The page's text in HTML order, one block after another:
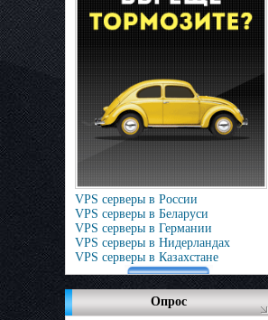
VPS серверы в России
VPS серверы в Беларуси
VPS серверы в Германии
VPS серверы в Нидерландах
VPS серверы в Казахстане
Опрос